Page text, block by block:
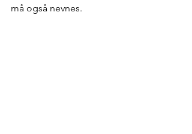
må også nevnes.